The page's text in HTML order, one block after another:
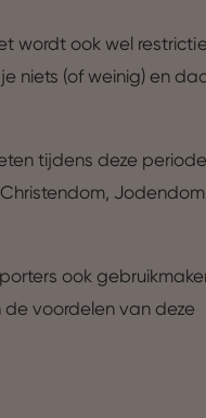
wordt ook wel
niets (of weinig) en
tijdens deze
ook
voordelen van deze